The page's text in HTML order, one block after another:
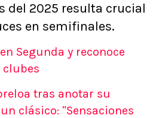
del 2025 resulta crucial
en semifinales.
Segunda y reconoce
clubes
tras anotar su
clásico: "Sensaciones